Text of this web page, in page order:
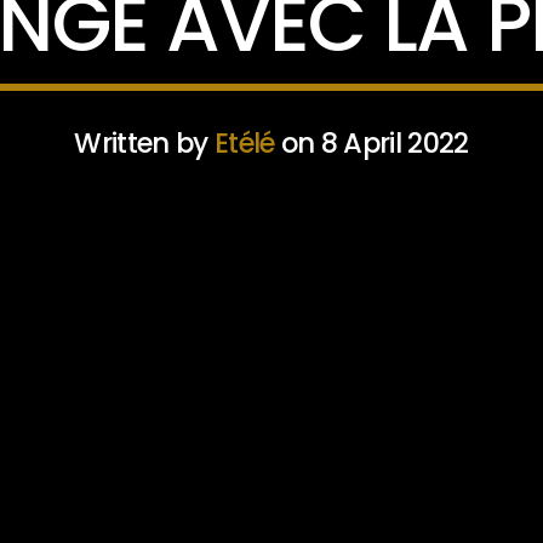
AVEC LA
Written by Etéléon 8 April 2022